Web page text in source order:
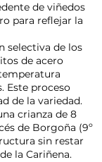
de viñedos
para reflejar la
selectiva de los
de acero
Este proceso
de la variedad.
crianza de 8
de Borgoña (9º
sin restar
la Cariñena.